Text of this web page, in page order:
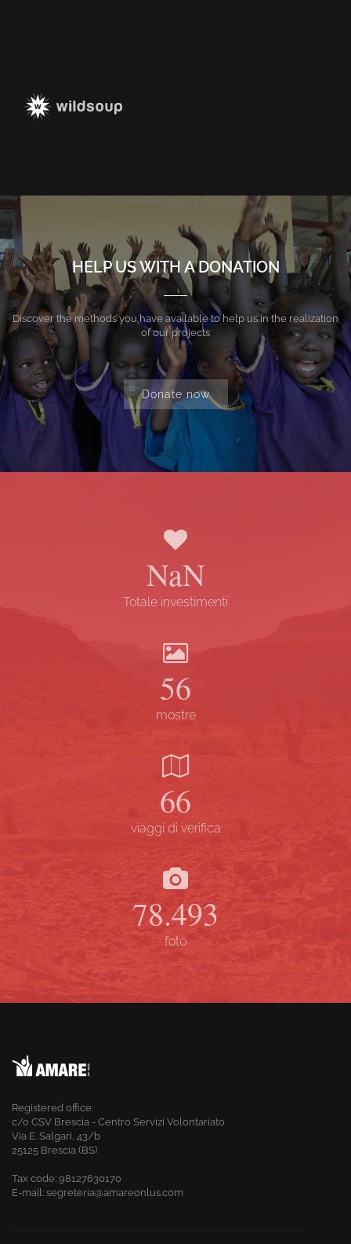
HELP US WITH A DONATION
Discover the methods you have available to help us in the realization
of our projects
Donate now
NaN
Totale investimenti
57
mostre
67
viaggi di verifica
79.823
foto
Registered office:
c/o CSV Brescia - Centro Servizi Volontariato
Via E. Salgari, 43/b
25125 Brescia (BS)
Tax code: 98127630170
E-mail: segreteria@amareonlus.com